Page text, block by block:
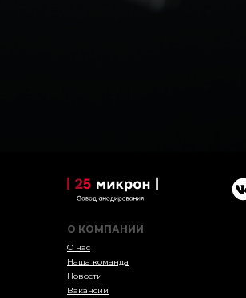
О КОМПАНИИ
О нас
Наша команда
Новости
Вакансии